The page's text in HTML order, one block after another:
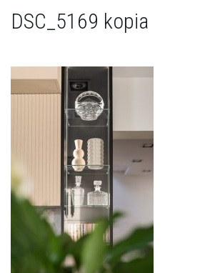
DSC_5169 kopia